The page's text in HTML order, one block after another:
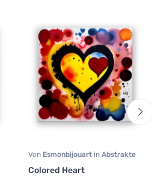
Von Esmonbijouart in Abstrakte
Colored Heart